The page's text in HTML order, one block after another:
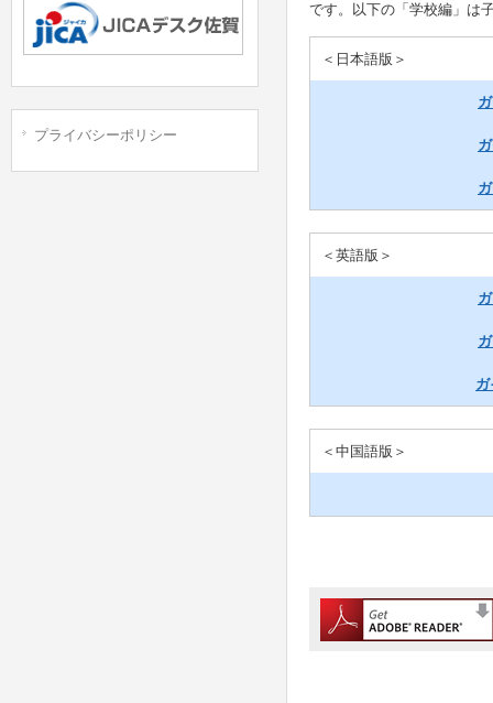
です。以下の「学校編」は
＜日本語版＞
＜英語版＞
＜中国語版＞
プライバシーポリシー